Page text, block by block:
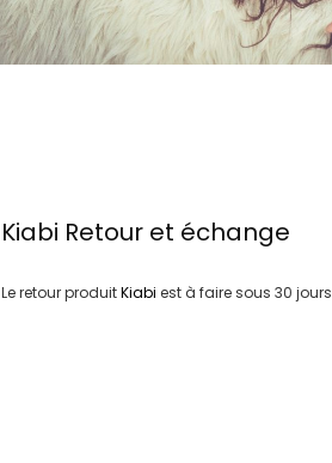
Kiabi Retour et échange
Le retour produitKiabi est à faire sous 30 jours